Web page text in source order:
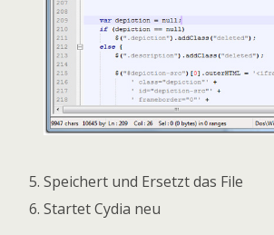
Speichert und Ersetzt das File
Startet Cydia neu